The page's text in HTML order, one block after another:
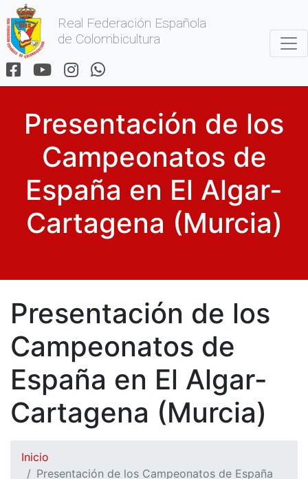
Real Federación Española
de Colombicultura
Presentación de los
Campeonatos de
España en El Algar-
Cartagena (Murcia)
Presentación de los
Campeonatos de
España en El Algar-
Cartagena (Murcia)
Inicio
Presentación de los Campeonatos de España